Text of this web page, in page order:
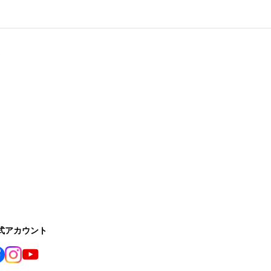
アカウント